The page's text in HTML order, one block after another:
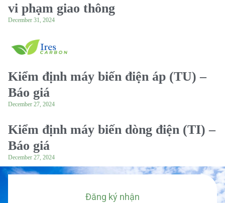
vi phạm giao thông
December 31, 2024
Kiểm định máy biến điện áp (TU) –
Báo giá
December 27, 2024
Kiểm định máy biến dòng điện (TI) –
Báo giá
December 27, 2024
Đăng ký nhận